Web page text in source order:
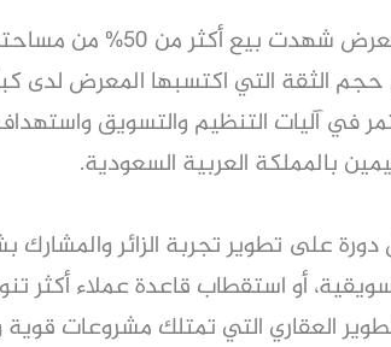
بالمملكة العربية السعودية.